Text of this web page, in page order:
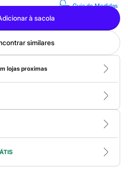
Guia de Medidas
à sacola
similares
lojas proximas